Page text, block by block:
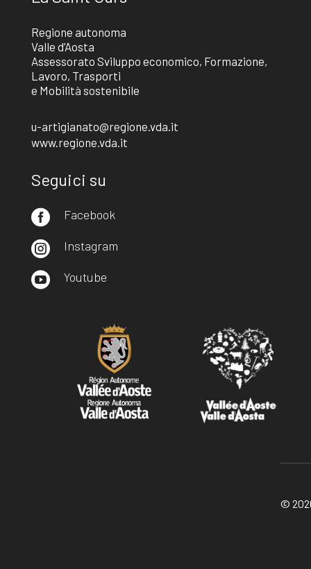
Regione autonoma
Valle d’Aosta
Assessorato Sviluppo economico, Formazione,
Lavoro, Trasporti
e Mobilità sostenibile
u-artigianato@regione.vda.it
www.regione.vda.it
Seguici su
 Facebook
 Instagram
 Youtube
©